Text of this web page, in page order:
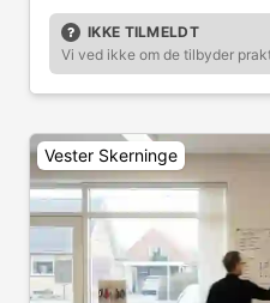
IKKE TILMELDT
Vi ved ikke om de tilbyder
Vester Skerninge